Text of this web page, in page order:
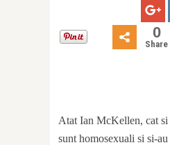
0
Share
Atat Ian McKellen, cat
sunt homosexuali si si-